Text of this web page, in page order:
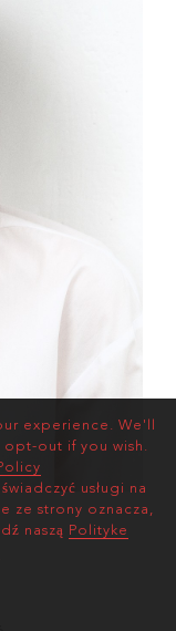
experience. We'll
opt-out if you wish.
usługi na
ze strony oznacza,
naszą Polityke